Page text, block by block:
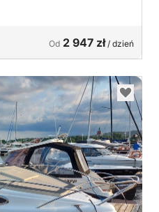
Od 2 947 zł/ dzień